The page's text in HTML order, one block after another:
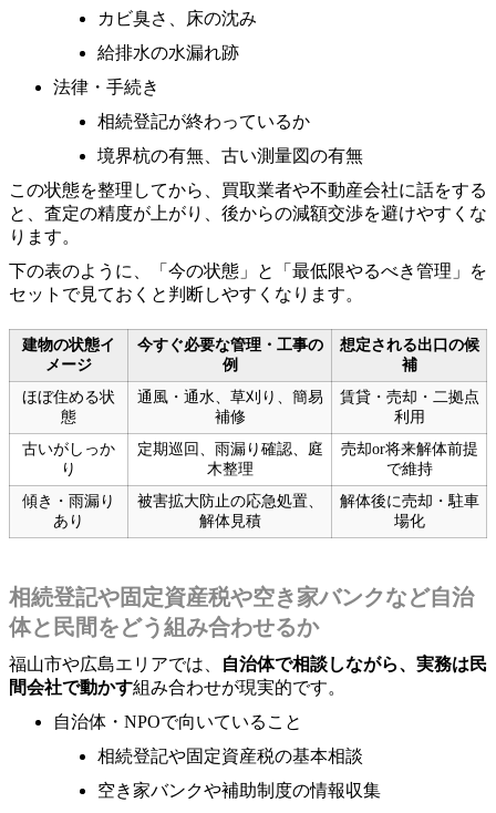
カビ臭さ、床の沈み
給排水の水漏れ跡
法律・手続き
相続登記が終わっているか
境界杭の有無、古い測量図の有無
この状態を整理してから、買取業者や不動産会社に話をする
と、査定の精度が上がり、後からの減額交渉を避けやすくな
ります。
下の表のように、「今の状態」と「最低限やるべき管理」を
セットで見ておくと判断しやすくなります。
建物の状態イ
メージ
今すぐ必要な管理・工事の
例
想定される出口の候
補
ほぼ住める状
態
通風・通水、草刈り、簡易
補修
賃貸・売却・二拠点
利用
古いがしっか
り
定期巡回、雨漏り確認、庭
木整理
売却or将来解体前提
で維持
傾き・雨漏り
あり
被害拡大防止の応急処置、
解体見積
解体後に売却・駐車
場化
相続登記や固定資産税や空き家バンクなど自治
体と民間をどう組み合わせるか
福山市や広島エリアでは、
自治体で相談しながら、実務は民
間会社で動かす組み合わせが現実的です。
自治体・NPOで向いていること
相続登記や固定資産税の基本相談
空き家バンクや補助制度の情報収集